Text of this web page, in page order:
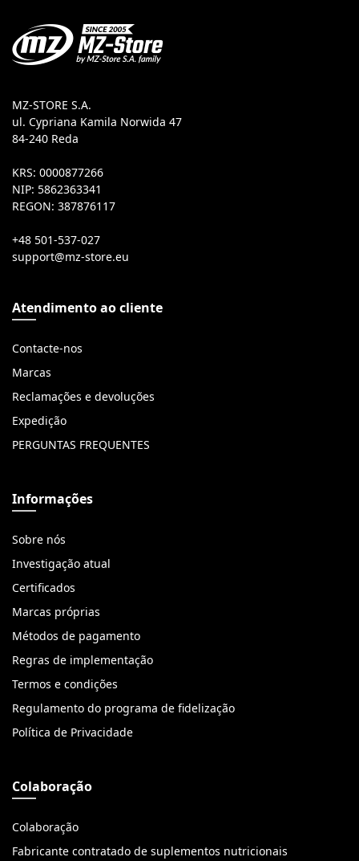
MZ-STORE S.A.
ul. Cypriana Kamila Norwida 47
84-240 Reda
KRS: 0000877266
NIP: 5862363341
REGON: 387876117
+48 501-537-027
Atendimento ao cliente
Contacte-nos
Marcas
Reclamações e devoluções
Expedição
PERGUNTAS FREQUENTES
Informações
Sobre nós
Investigação atual
Certificados
Marcas próprias
Métodos de pagamento
Regras de implementação
Termos e condições
Regulamento do programa de fidelização
Política de Privacidade
Colaboração
Colaboração
Fabricante contratado de suplementos nutricionais